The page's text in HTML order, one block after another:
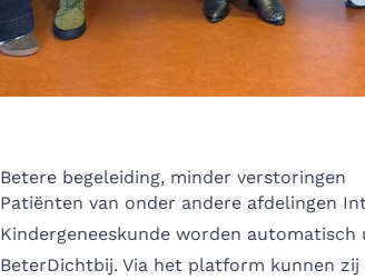
Betere begeleiding, minder verstoringen
Patiënten van onder andere afdelingen
Kindergeneeskunde worden
BeterDichtbij. Via het platform kunnen